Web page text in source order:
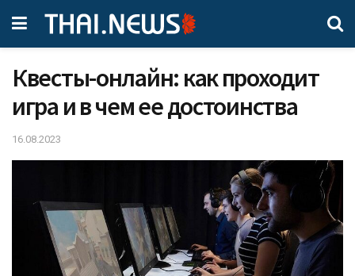
Квесты-онлайн: как проходит
игра и в чем ее достоинства
16.08.2023